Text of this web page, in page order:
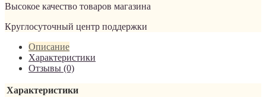
Высокое качество товаров магазина
Круглосуточный центр поддержки
Описание
Характеристики
Отзывы (0)
Характеристики